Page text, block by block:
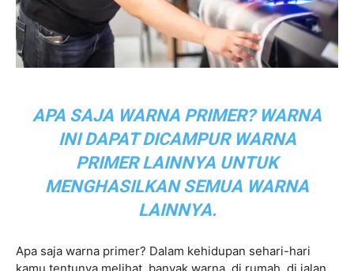
APA SAJA WARNA PRIMER? WARNA
INI DAPAT DICAMPUR WARNA
PRIMER LAINNYA UNTUK
MENGHASILKAN SEMUA WARNA
LAINNYA.
Apa saja warna primer? Dalam kehidupan sehari-hari